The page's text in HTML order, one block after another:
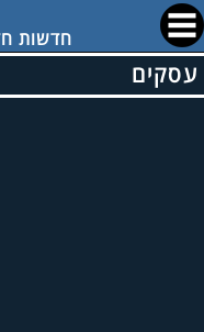
חדשות
עסקים